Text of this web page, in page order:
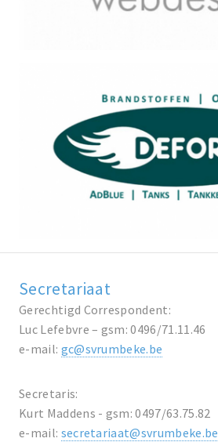
Secretariaat
Gerechtigd Correspondent:
Luc Lefebvre – gsm: 0496/71.11.46
e-mail: gc@svrumbeke.be
Secretaris:
Kurt Maddens - gsm: 0497/63.75.82
e-mail: secretariaat@svrumbeke.be